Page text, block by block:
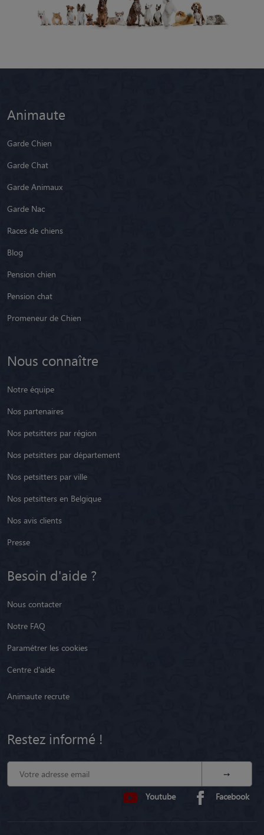
Animaute
Garde Chien
Garde Chat
Garde Animaux
Garde Nac
Races de chiens
Blog
Pension chien
Pension chat
Promeneur de Chien
Nous connaître
Notre équipe
Nos partenaires
Nos petsitters par région
Nos petsitters par département
Nos petsitters par ville
Nos petsitters en Belgique
Nos avis clients
Presse
Besoin d'aide ?
Nous contacter
Notre FAQ
Paramétrer les cookies
Centre d'aide
Animaute recrute
Restez informé !
Youtube Facebook